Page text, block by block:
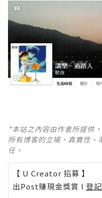
*本站之內容由作者所提供
所有博客的立場、真實性
任。
【 U Creator 招募 】
出Post賺現金獎賞 l 登